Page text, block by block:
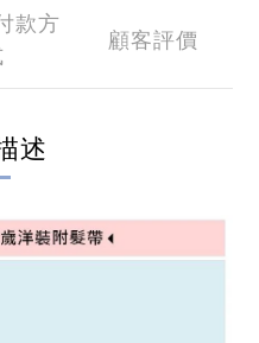
款方
顧客評價
述